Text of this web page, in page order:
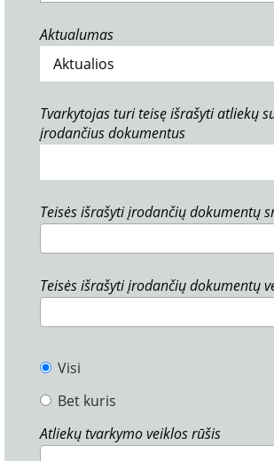
Aktualumas
Tvarkytojas turi teisę išrašyti atliekų
įrodančius dokumentus
Teisės išrašyti įrodančių dokumentų
Teisės išrašyti įrodančių dokumentų
Visi
Bet kuris
Atliekų tvarkymo veiklos rūšis